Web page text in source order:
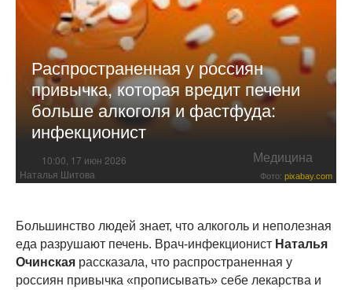
Распространенная у россиян
привычка, которая вредит печени
больше алкоголя и фастфуда:
инфекционист
10:00, 17 июн 2026 Медицина
Наталья Шитова Фото: pixabay.com
Большинство людей знает, что алкоголь и неполезная
еда разрушают печень. Врач-инфекционист Наталья
Очинская рассказала, что распространенная у
россиян привычка «прописывать» себе лекарства и